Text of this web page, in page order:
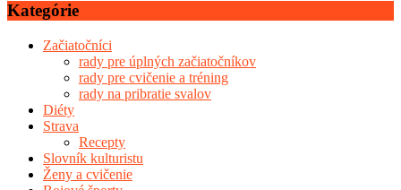
Kategórie
Začiatočníci
rady pre úplných začiatočníkov
rady pre cvičenie a tréning
rady na pribratie svalov
Diéty
Strava
Recepty
Slovník kulturistu
Ženy a cvičenie